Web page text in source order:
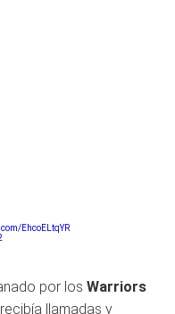
EhcoELtqYR
por los Warriors
llamadas y